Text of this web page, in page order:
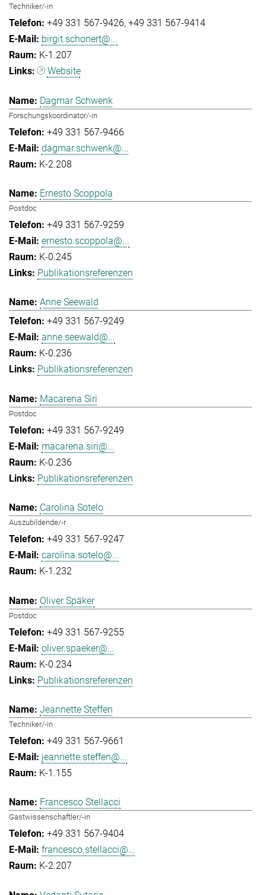
Techniker/-in
+49 331 567-9426 +49 331 567-9414
birgit.schonert@...
K-1.207
Website
Dagmar Schwenk
Forschungskoordinator/-in
+49 331 567-9466
dagmar.schwenk@...
K-2.208
Ernesto Scoppola
Postdoc
+49 331 567-9259
ernesto.scoppola@...
K-0.245
Publikationsreferenzen
Anne Seewald
+49 331 567-9249
anne.seewald@...
K-0.236
Publikationsreferenzen
Macarena Siri
Postdoc
+49 331 567-9249
macarena.siri@...
K-0.236
Publikationsreferenzen
Carolina Sotelo
Auszubildende/-r
+49 331 567-9247
carolina.sotelo@...
K-1.232
Oliver Späker
Postdoc
+49 331 567-9255
oliver.spaeker@...
K-0.234
Publikationsreferenzen
Jeannette Steffen
Techniker/-in
+49 331 567-9661
jeannette.steffen@...
K-1.155
Francesco Stellacci
Gastwissenschaftler/-in
+49 331 567-9404
francesco.stellacci@...
K-2.207